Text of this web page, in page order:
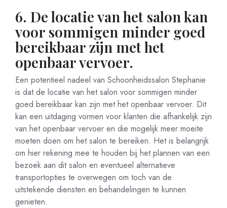
6. De locatie van het salon kan
voor sommigen minder goed
bereikbaar zijn met het
openbaar vervoer.
Een potentieel nadeel van Schoonheidssalon Stephanie
is dat de locatie van het salon voor sommigen minder
goed bereikbaar kan zijn met het openbaar vervoer. Dit
kan een uitdaging vormen voor klanten die afhankelijk zijn
van het openbaar vervoer en die mogelijk meer moeite
moeten doen om het salon te bereiken. Het is belangrijk
om hier rekening mee te houden bij het plannen van een
bezoek aan dit salon en eventueel alternatieve
transportopties te overwegen om toch van de
uitstekende diensten en behandelingen te kunnen
genieten.